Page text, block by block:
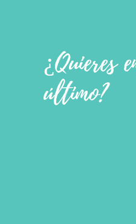
¿Quieres
último?